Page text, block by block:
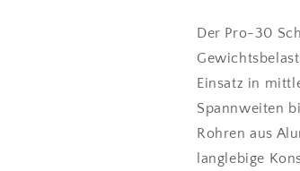
Länge
Truss
Der Pro-30
Einsatz in
Spannweiten
Rohren aus
langlebige